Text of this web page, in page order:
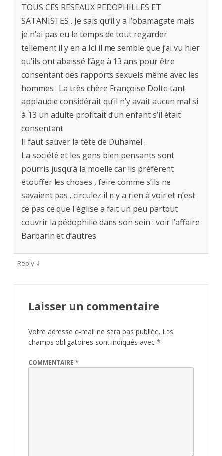
TOUS CES RESEAUX PEDOPHILLES ET
SATANISTES . Je sais qu’il y a l’obamagate mais
je n’ai pas eu le temps de tout regarder
tellement il y en a Ici il me semble que j’ai vu hier
qu’ils ont abaissé l’âge à 13 ans pour être
consentant des rapports sexuels même avec les
hommes . La très chère Françoise Dolto tant
applaudie considérait qu’il n’y avait aucun mal si
à 13 un adulte profitait d’un enfant s’il était
consentant
Il faut sauver la tête de Duhamel .
La société et les gens bien pensants sont
pourris jusqu’à la moelle car ils préfèrent
étouffer les choses , faire comme s’ils ne
savaient pas . circulez il n y a rien à voir et n’est
ce pas ce que l église a fait un peu partout
couvrir la pédophilie dans son sein : voir l’affaire
Barbarin et d’autres
Reply ↓
Laisser un commentaire
Votre adresse e-mail ne sera pas publiée. Les
champs obligatoires sont indiqués avec *
COMMENTAIRE *